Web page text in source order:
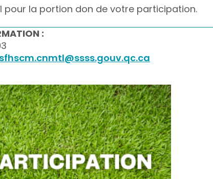
pour la portion don de votre participation.
: